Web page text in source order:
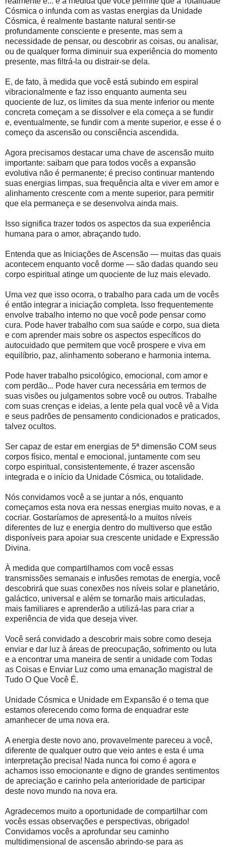
Cósmica o infunda com as vastas energias da Unidade
Cósmica, é realmente bastante natural sentir-se
profundamente consciente e presente, mas sem a
necessidade de pensar, ou descobrir as coisas, ou analisar,
ou de qualquer forma diminuir sua experiência do momento
presente, mas filtrá-la ou distrair-se dela.
E, de fato, à medida que você está subindo em espiral
vibracionalmente e faz isso enquanto aumenta seu
quociente de luz, os limites da sua mente inferior ou mente
concreta começam a se dissolver e ela começa a se fundir
e, eventualmente, se fundir com a mente superior, e esse é o
começo da ascensão ou consciência ascendida.
Agora precisamos destacar uma chave de ascensão muito
importante: saibam que para todos vocês a expansão
evolutiva não é permanente; é preciso continuar mantendo
suas energias limpas, sua frequência alta e viver em amor e
alinhamento crescente com a mente superior, para permitir
que ela permaneça e se desenvolva ainda mais.
Isso significa trazer todos os aspectos da sua experiência
humana para o amor, abraçando tudo.
Entenda que as Iniciações de Ascensão — muitas das quais
acontecem enquanto você dorme — são dadas quando seu
corpo espiritual atinge um quociente de luz mais elevado.
Uma vez que isso ocorra, o trabalho para cada um de vocês
é então integrar a iniciação completa. Isso frequentemente
envolve trabalho interno no que você pode pensar como
cura. Pode haver trabalho com sua saúde e corpo, sua dieta
e com aprender mais sobre os aspectos específicos do
autocuidado que permitem que você prospere e viva em
equilíbrio, paz, alinhamento soberano e harmonia interna.
Pode haver trabalho psicológico, emocional, com amor e
com perdão... Pode haver cura necessária em termos de
suas visões ou julgamentos sobre você ou outros. Trabalhe
com suas crenças e ideias, a lente pela qual você vê a Vida
e seus padrões de pensamento condicionados e praticados,
talvez ocultos.
Ser capaz de estar em energias de 5ª dimensão COM seus
corpos físico, mental e emocional, juntamente com seu
corpo espiritual, consistentemente, é trazer ascensão
integrada e o início da Unidade Cósmica, ou totalidade.
Nós convidamos você a se juntar a nós, enquanto
começamos esta nova era nessas energias muito novas, e a
cocriar. Gostaríamos de apresentá-lo a muitos níveis
diferentes de luz e energia dentro do multiverso que estão
disponíveis para apoiar sua crescente unidade e Expressão
Divina.
À medida que compartilhamos com você essas
transmissões semanais e infusões remotas de energia, você
descobrirá que suas conexões nos níveis solar e planetário,
galáctico, universal e além se tornarão mais articuladas,
mais familiares e aprenderão a utilizá-las para criar a
experiência de vida que deseja viver.
Você será convidado a descobrir mais sobre como deseja
enviar e dar luz à áreas de preocupação, sofrimento ou luta
e a encontrar uma maneira de sentir a unidade com Todas
as Coisas e Enviar Luz como uma emanação magistral de
Tudo O Que Você É.
Unidade Cósmica e Unidade em Expansão é o tema que
estamos oferecendo como forma de enquadrar este
amanhecer de uma nova era.
A energia deste novo ano, provavelmente pareceu a você,
diferente de qualquer outro que veio antes e esta é uma
interpretação precisa! Nada nunca foi como é agora e
achamos isso emocionante e digno de grandes sentimentos
de apreciação e carinho pela anterioridade de participar
deste novo mundo na nova era.
Agradecemos muito a oportunidade de compartilhar com
vocês essas observações e perspectivas, obrigado!
Convidamos vocês a aprofundar seu caminho
multidimensional de ascensão abrindo-se para as